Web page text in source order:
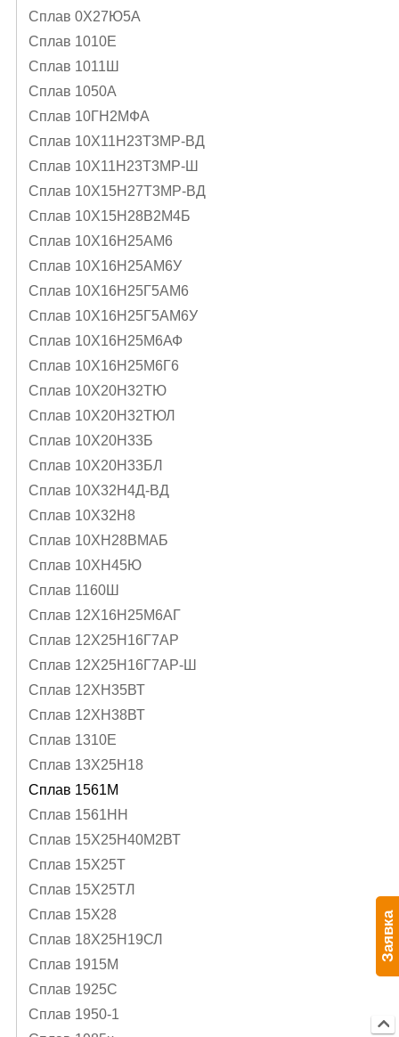
Сплав 0Х27Ю5А
Сплав 1010Е
Сплав 1011Ш
Сплав 1050А
Сплав 10ГН2МФА
Сплав 10Х11Н23Т3МР-ВД
Сплав 10Х11Н23Т3МР-Ш
Сплав 10Х15Н27Т3МР-ВД
Сплав 10Х15Н28В2М4Б
Сплав 10Х16Н25АМ6
Сплав 10Х16Н25АМ6У
Сплав 10Х16Н25Г5АМ6
Сплав 10Х16Н25Г5АМ6У
Сплав 10Х16Н25М6АФ
Сплав 10Х16Н25М6Г6
Сплав 10Х20Н32ТЮ
Сплав 10Х20Н32ТЮЛ
Сплав 10Х20Н33Б
Сплав 10Х20Н33БЛ
Сплав 10Х32Н4Д-ВД
Сплав 10Х32Н8
Сплав 10ХН28ВМАБ
Сплав 10ХН45Ю
Сплав 1160Ш
Сплав 12Х16Н25М6АГ
Сплав 12Х25Н16Г7АР
Сплав 12Х25Н16Г7АР-Ш
Сплав 12ХН35ВТ
Сплав 12ХН38ВТ
Сплав 1310Е
Сплав 13Х25Н18
Сплав 1561М
Сплав 1561НН
Сплав 15Х25Н40М2ВТ
Сплав 15Х25Т
Сплав 15Х25ТЛ
Сплав 15Х28
Сплав 18Х25Н19СЛ
Сплав 1915М
Сплав 1925С
Сплав 1950-1
Заявка